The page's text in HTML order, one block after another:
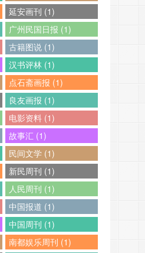
延安画刊 (1)
广州民国日报 (1)
古籍图说 (1)
汉书评林 (1)
点石斋画报 (1)
良友画报 (1)
电影资料 (1)
故事汇 (1)
民间文学 (1)
新民周刊 (1)
人民周刊 (1)
中国报道 (1)
中国周刊 (1)
南都娱乐周刊 (1)